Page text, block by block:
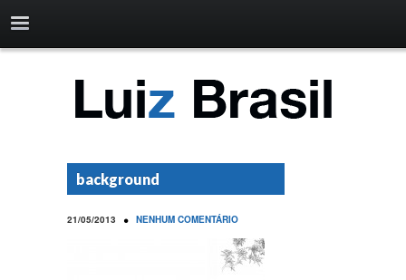
background
21/05/2013 • NENHUM COMENTÁRIO